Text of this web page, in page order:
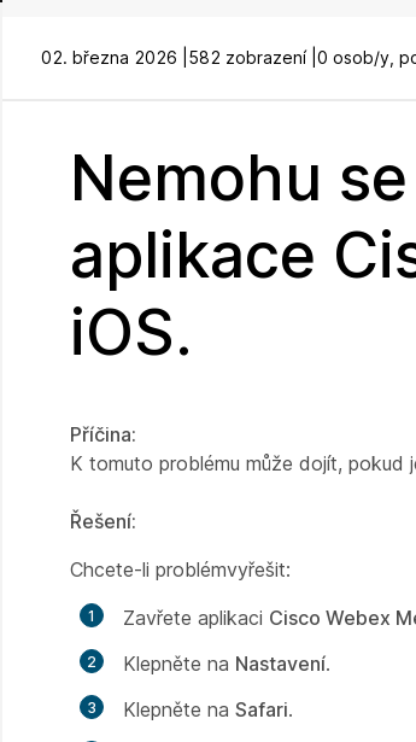
02. března 2026 | 582 zobrazení | 0 osob/y,
Nemohu
aplikace
iOS.
Příčina:
K tomuto problému může dojít, pokud
Řešení:
Chcete-li problémvyřešit:
Zavřete aplikaci Cisco Webex
Klepněte na Nastavení.
Klepněte na Safari.